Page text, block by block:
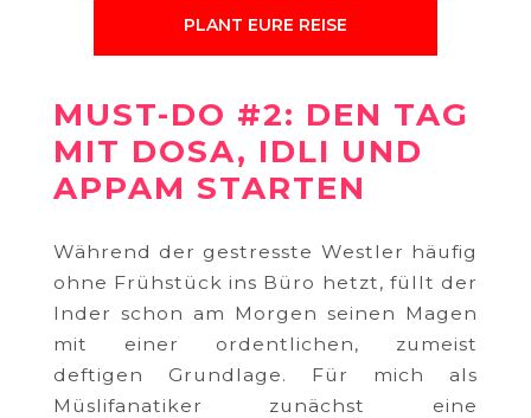
PLANT EURE REISE
MUST-DO #2: DEN TAG
MIT DOSA, IDLI UND
APPAM STARTEN
Während der gestresste Westler häufig
ohne Frühstück ins Büro hetzt, füllt der
Inder schon am Morgen seinen Magen
mit einer ordentlichen, zumeist
deftigen Grundlage. Für mich als
Müslifanatiker zunächst eine